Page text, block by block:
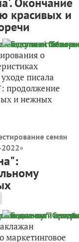
красивых и
о
писала
продолжение
и нежных
семян
»
маркетинговое